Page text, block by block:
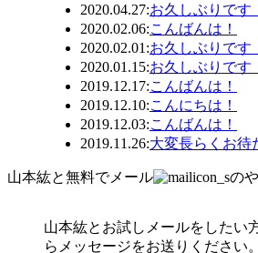
2020.04.27:お久しぶりです
2020.02.06:こんばんは！
2020.02.01 :お久しぶりです
2020.01.15:お久しぶりです
2019.12.17:こんばんは！
2019.12.10:こんにちは！
2019.12.03:こんばんは！
2019.11.26:大変長らくお
山本紘と無料でメール の
山本紘とお試しメールをしたい
らメッセージをお送りください。